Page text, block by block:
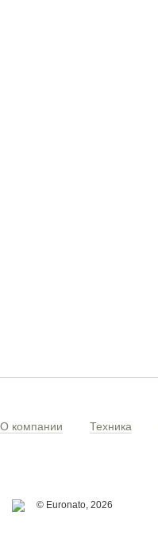
О компании Техника
© Euronato, 2026